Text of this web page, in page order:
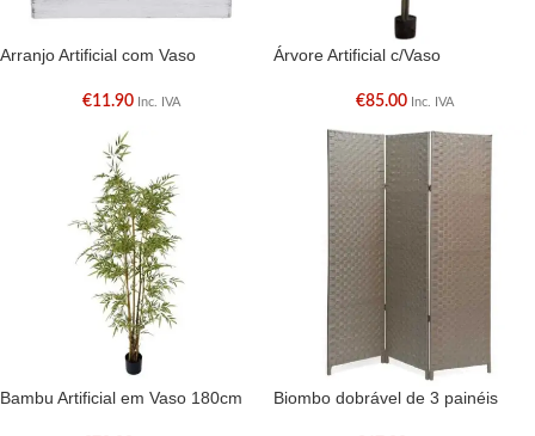
Arranjo Artificial com Vaso
€11.90 Inc. IVA
Árvore Artificial c/Vaso
€85.00 Inc. IVA
Bambu Artificial em Vaso 180cm Biombo dobrável de 3 painéis